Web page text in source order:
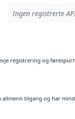
Ingen registrerte
registrering og
allmenn tilgang og har